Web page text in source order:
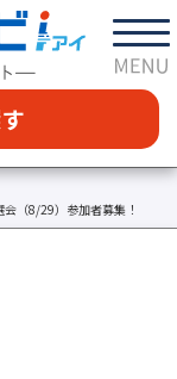
語学
（8/29）参加者募集！